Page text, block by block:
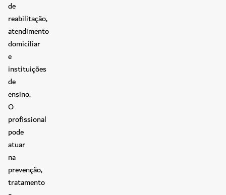
de
reabilitação,
atendimento
domiciliar
e
instituições
de
ensino.
O
profissional
pode
atuar
na
prevenção,
tratamento